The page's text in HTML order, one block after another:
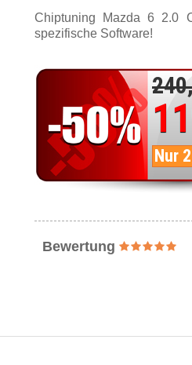
Chiptuning Mazda 6 2.0
spezifische Software!
Nur
Bewertung